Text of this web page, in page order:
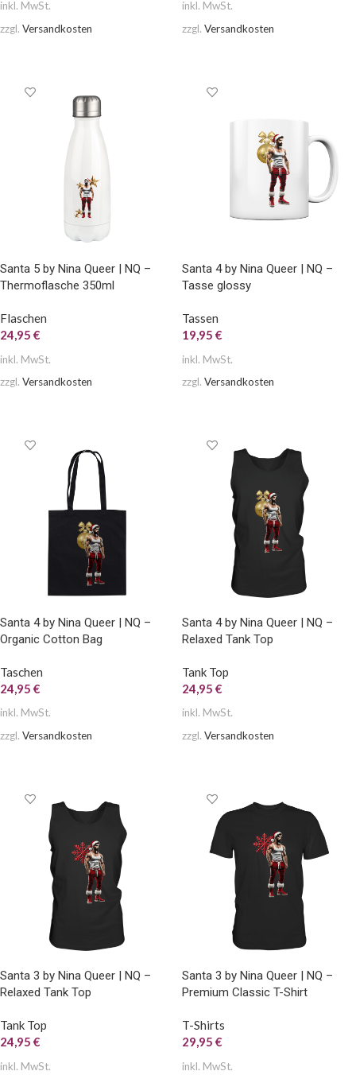
inkl. MwSt.
zzgl. Versandkosten
inkl. MwSt.
zzgl. Versandkosten
Santa 5 by Nina Queer | NQ –
Thermoflasche 350ml
Flaschen
24,95 €
inkl. MwSt.
zzgl. Versandkosten
Santa 4 by Nina Queer | NQ –
Tasse glossy
Tassen
19,95 €
inkl. MwSt.
zzgl. Versandkosten
Santa 4 by Nina Queer | NQ –
Organic Cotton Bag
Taschen
24,95 €
inkl. MwSt.
zzgl. Versandkosten
Santa 4 by Nina Queer | NQ –
Relaxed Tank Top
Tank Top
24,95 €
inkl. MwSt.
zzgl. Versandkosten
Santa 3 by Nina Queer | NQ –
Relaxed Tank Top
Tank Top
24,95 €
inkl. MwSt.
Santa 3 by Nina Queer | NQ –
Premium Classic T-Shirt
T-Shirts
29,95 €
inkl. MwSt.